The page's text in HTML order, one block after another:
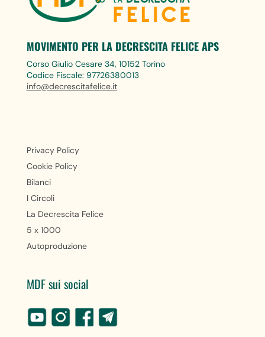
MOVIMENTO PER LA DECRESCITA FELICE APS
Corso Giulio Cesare 34, 10152 Torino
Codice Fiscale: 97726380013
info@decrescitafelice.it
Privacy Policy
Cookie Policy
Bilanci
I Circoli
La Decrescita Felice
5 x 1000
Autoproduzione
MDF sui social